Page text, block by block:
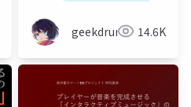
geekdrums 14.6K